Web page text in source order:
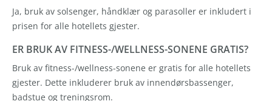
Ja, bruk av solsenger, håndklær og parasoller er inkludert i
prisen for alle hotellets gjester.
ER BRUK AV FITNESS-/WELLNESS-SONENE GRATIS?
Bruk av fitness-/wellness-sonene er gratis for alle hotellets
gjester. Dette inkluderer bruk av innendørsbassenger,
badstue og treningsrom.